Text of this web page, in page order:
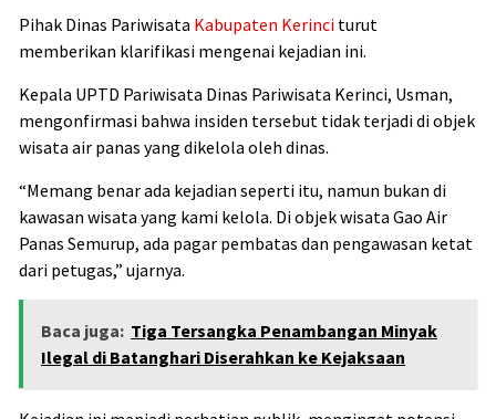
Pihak Dinas Pariwisata Kabupaten Kerinci turut
memberikan klarifikasi mengenai kejadian ini.
Kepala UPTD Pariwisata Dinas Pariwisata Kerinci, Usman,
mengonfirmasi bahwa insiden tersebut tidak terjadi di objek
wisata air panas yang dikelola oleh dinas.
“Memang benar ada kejadian seperti itu, namun bukan di
kawasan wisata yang kami kelola. Di objek wisata Gao Air
Panas Semurup, ada pagar pembatas dan pengawasan ketat
dari petugas,” ujarnya.
Baca juga: Tiga Tersangka Penambangan Minyak
Ilegal di Batanghari Diserahkan ke Kejaksaan